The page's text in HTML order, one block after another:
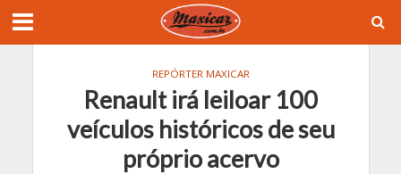
REPÓRTER MAXICAR
Renault irá leiloar 100
veículos históricos de seu
próprio acervo